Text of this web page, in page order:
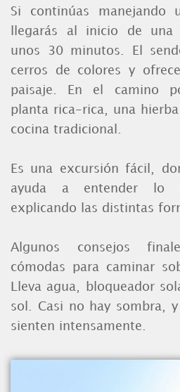
Si continúas manejando
llegarás al inicio de una
unos 30 minutos. El
cerros de colores y
paisaje. En el camino
planta rica-rica, una
cocina tradicional.
Es una excursión fácil,
ayuda a entender lo
explicando las distintas
Algunos consejos
cómodas para caminar
Lleva agua, bloqueador
sol. Casi no hay sombra,
sienten intensamente.